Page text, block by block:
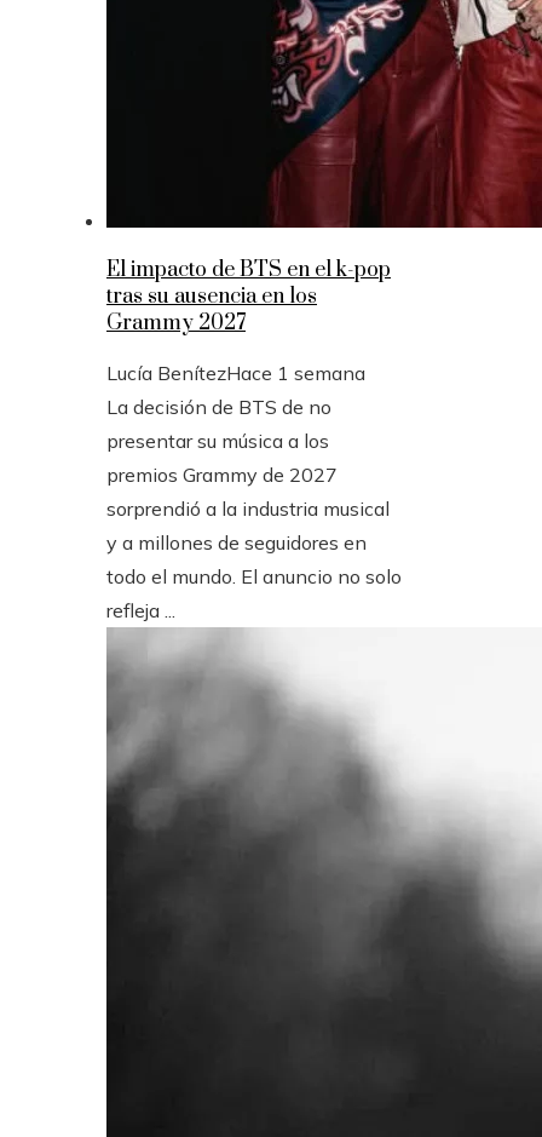
El impacto de BTS en el k-pop
tras su ausencia en los
Grammy 2027
Lucía BenítezHace 1 semana
La decisión de BTS de no
presentar su música a los
premios Grammy de 2027
sorprendió a la industria musical
y a millones de seguidores en
todo el mundo. El anuncio no solo
refleja ...